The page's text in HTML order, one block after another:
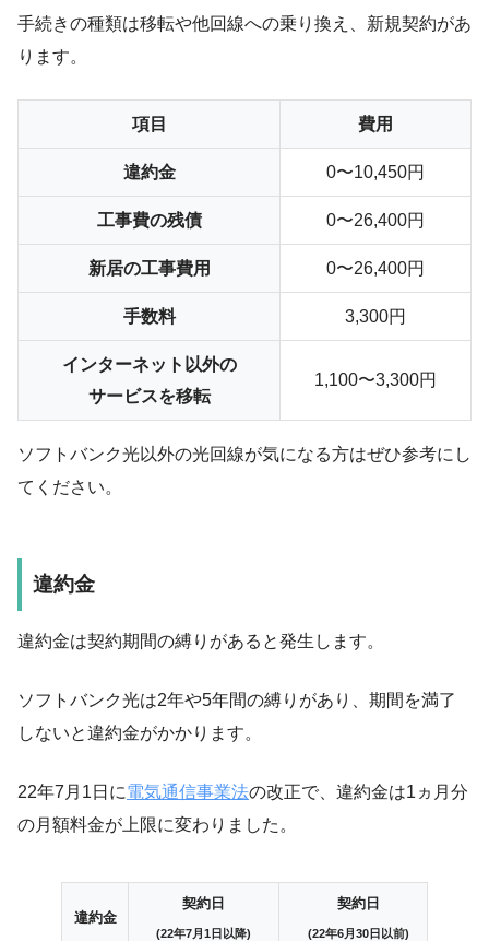
手続きの種類は移転や他回線への乗り換え、新規契約があ
ります。
項目 費用
違約金 0〜10,450円
工事費の残債 0〜26,400円
新居の工事費用 0〜26,400円
手数料 3,300円
インターネット以外の
サービスを移転
1,100〜3,300円
ソフトバンク光以外の光回線が気になる方はぜひ参考にし
てください。
違約金
違約金は契約期間の縛りがあると発生します。
ソフトバンク光は2年や5年間の縛りがあり、期間を満了
しないと違約金がかかります。
22年7月1日に電気通信事業法の改正で、違約金は1ヵ月分
の月額料金が上限に変わりました。
違約金
契約日
(22年7月1日以降)
契約日
(22年6月30日以前)